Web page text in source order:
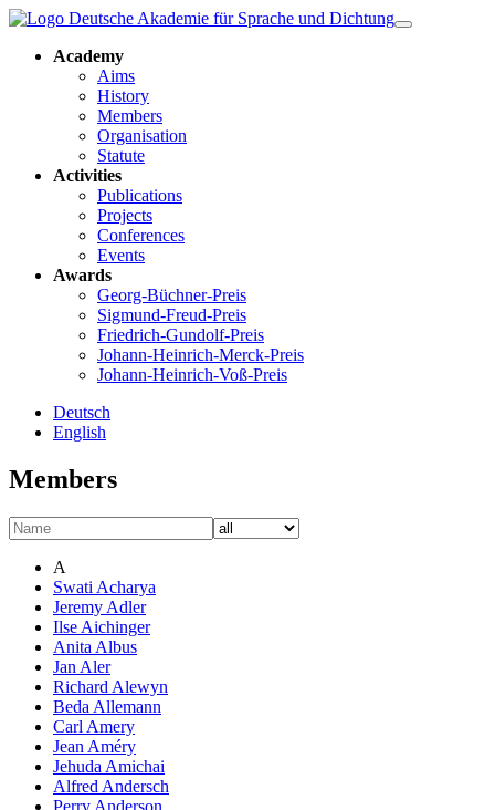
Academy
Aims
History
Members
Organisation
Statute
Activities
Publications
Projects
Conferences
Events
Awards
Georg-Büchner-Preis
Sigmund-Freud-Preis
Friedrich-Gundolf-Preis
Johann-Heinrich-Merck-Preis
Johann-Heinrich-Voß-Preis
Deutsch
English
Members
A
Swati Acharya
Jeremy Adler
Ilse Aichinger
Anita Albus
Jan Aler
Richard Alewyn
Beda Allemann
Carl Amery
Jean Améry
Jehuda Amichai
Alfred Andersch
Perry Anderson